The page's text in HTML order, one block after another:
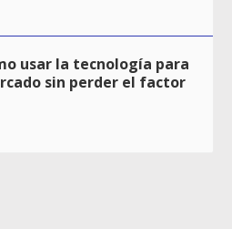
usar la tecnología para
sin perder el factor